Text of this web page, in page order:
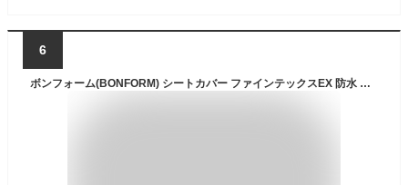
6
ボンフォーム(BONFORM) シートカバー ファインテックスEX 防水 撥水 後席シートベルト対応 ラゲージ・後席用 グリーン 4092-04GN